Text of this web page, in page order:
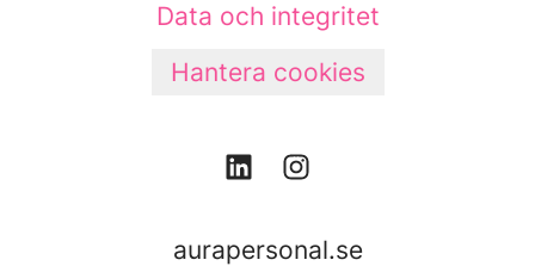
Data och integritet
Hantera cookies
aurapersonal.se